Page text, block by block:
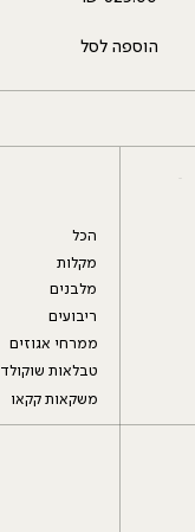
הוספה לסל
הכל
מקלות
מלבנים
ריבועים
ממרחי אגוזים
טבלאות שוקולד
משקאות קקאו